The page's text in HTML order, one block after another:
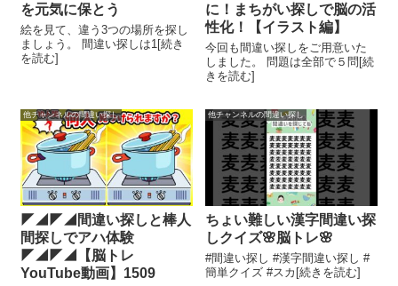
を元気に保とう
絵を見て、違う3つの場所を探し
ましょう。 間違い探しは1[続き
を読む]
に！まちがい探しで脳の活
性化！【イラスト編】
今回も間違い探しをご用意いた
しました。 問題は全部で５問[続
きを読む]
他チャンネルの間違い探し
◤◢◤◢間違い探しと棒人
間探しでアハ体験
◤◢◤◢【脳トレ
YouTube動画】1509
他チャンネルの間違い探し
ちょい難しい漢字間違い探
しクイズ🌸脳トレ🌸
#間違い探し #漢字間違い探し #
簡単クイズ #スカ[続きを読む]